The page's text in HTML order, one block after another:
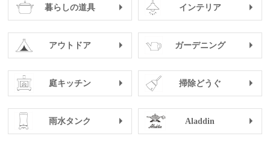
暮らしの道具 インテリア
アウトドア ガーデニング
庭キッチン 掃除どうぐ
雨水タンク Aladdin